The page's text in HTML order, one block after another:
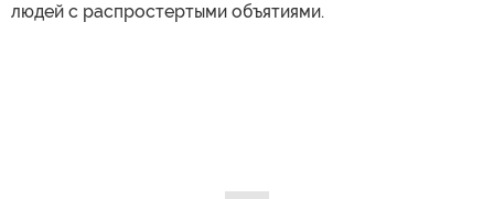
людей с распростертыми объятиями.